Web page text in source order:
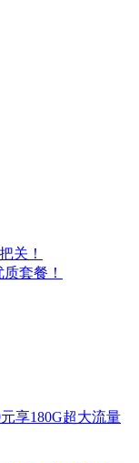
关！
套餐！